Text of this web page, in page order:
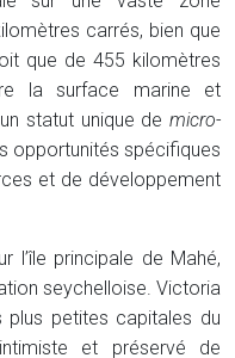
carrés, bien que
que de 455 kilomètres
la surface marine et
statut unique de micro-
opportunités spécifiques
et de développement
l’île principale de Mahé,
seychelloise. Victoria
plus petites capitales du
et préservé de